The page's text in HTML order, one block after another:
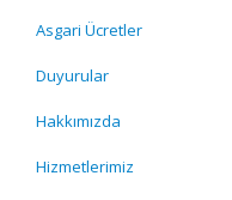
Asgari Ücretler
Duyurular
Hakkımızda
Hizmetlerimiz